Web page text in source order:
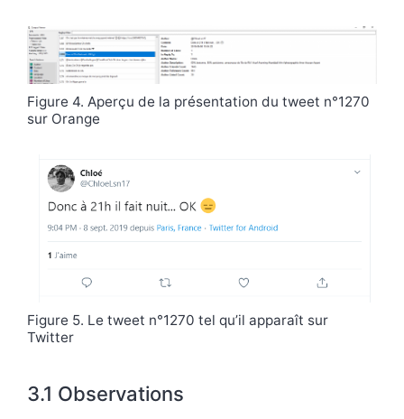
Figure 4. Aperçu de la présentation du tweet n°1270
sur Orange
Figure 5. Le tweet n°1270 tel qu’il apparaît sur
Twitter
3.1 Observations